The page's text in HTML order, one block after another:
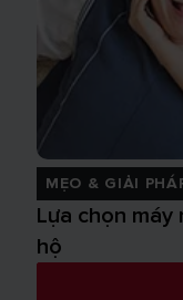
MẸO & GIẢI
Lựa chọn máy
hộ